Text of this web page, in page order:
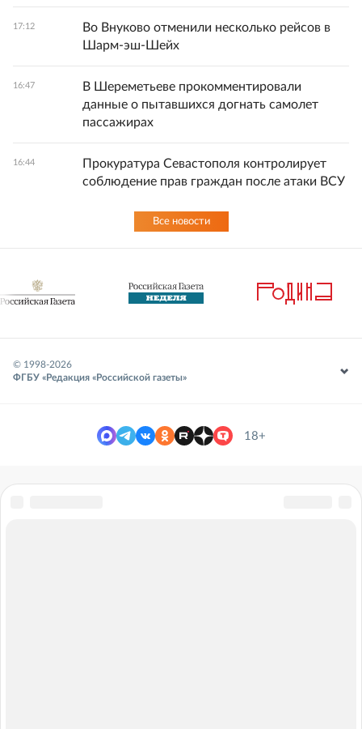
17:12
Во Внуково отменили несколько рейсов в
Шарм-эш-Шейх
16:47
В Шереметьеве прокомментировали
данные о пытавшихся догнать самолет
пассажирах
16:44
Прокуратура Севастополя контролирует
соблюдение прав граждан после атаки ВСУ
Все новости
© 1998-2026
ФГБУ «Редакция «Российской газеты»
18+